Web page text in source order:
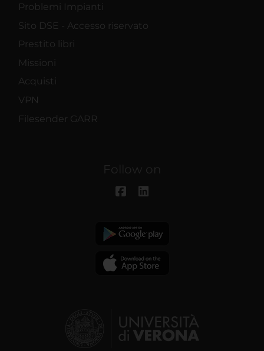
Problemi Impianti
Sito DSE - Accesso riservato
Prestito libri
Missioni
Acquisti
VPN
Filesender GARR
Follow on